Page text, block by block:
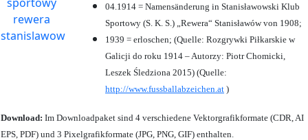
04.1914 = Namensänderung in Stanisławowski Klub
Sportowy (S. K. S.) „Rewera“ Stanisławów von 1908;
1939 = erloschen; (Quelle: Rozgrywki Piłkarskie w
Galicji do roku 1914 – Autorzy: Piotr Chomicki,
Leszek Śledziona 2015) (Quelle:
http://www.fussballabzeichen.at )
Download: Im Downloadpaket sind 4 verschiedene Vektorgrafikformate (CDR, AI
EPS, PDF) und 3 Pixelgrafikformate (JPG, PNG, GIF) enthalten.